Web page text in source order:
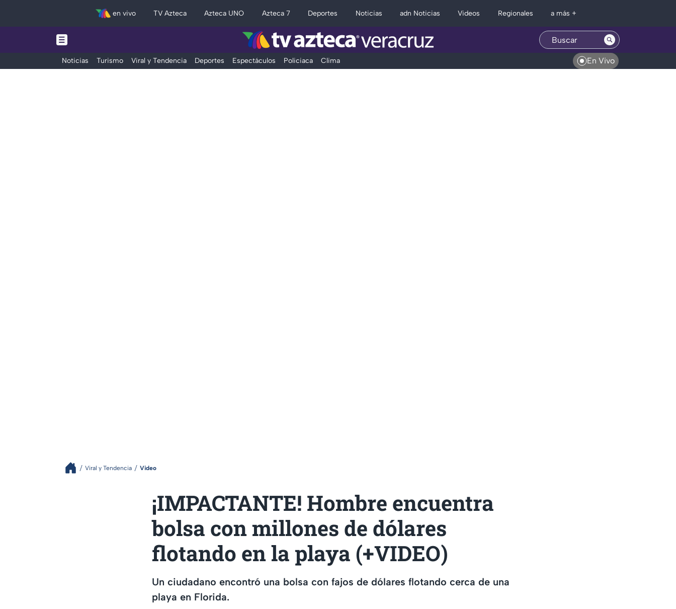
en vivo TV Azteca Azteca UNO Azteca 7 Deportes Noticias adn Noticias Videos Regionales a más +
Noticias Turismo Viral y Tendencia Deportes Espectáculos Policiaca Clima En Vivo
Viral y Tendencia Video
¡IMPACTANTE! Hombre encuentra
bolsa con millones de dólares
flotando en la playa (+VIDEO)
Un ciudadano encontró una bolsa con fajos de dólares flotando cerca de una
playa en Florida.